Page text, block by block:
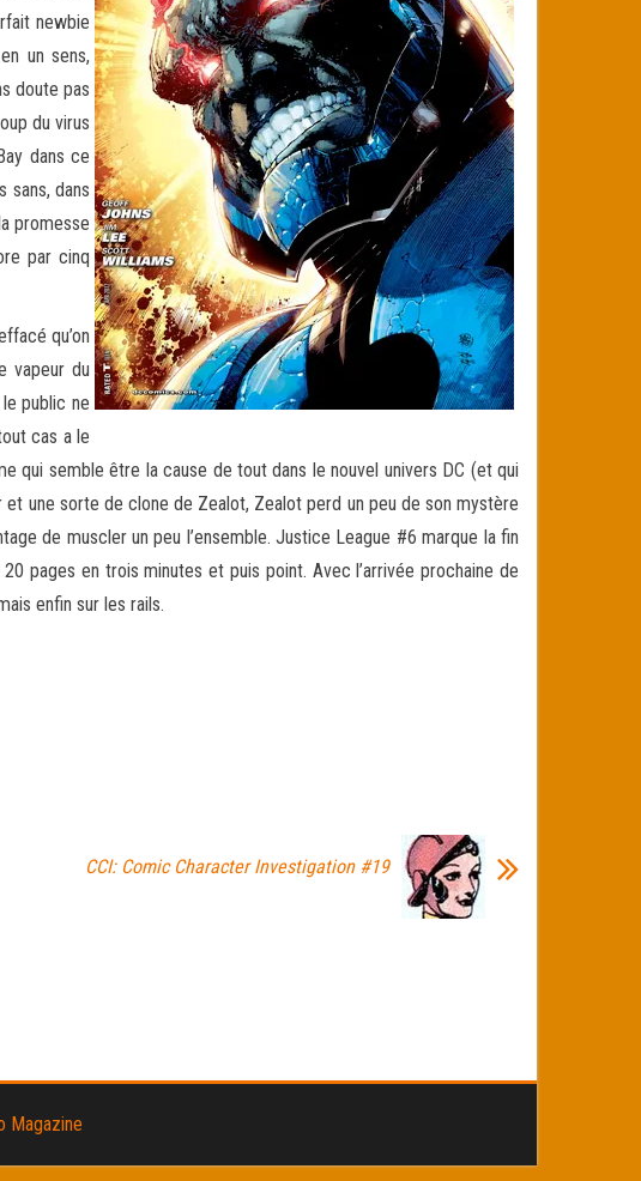
newbie
un sens,
doute pas
du virus
dans ce
sans, dans
promesse
par cinq
qu’on
vapeur du
public ne
cas a le
qui semble être la cause de tout dans le nouvel univers DC (et qui
une sorte de clone de Zealot, Zealot perd un peu de son mystère
de muscler un peu l’ensemble. Justice League #6 marque la fin
pages en trois minutes et puis point. Avec l’arrivée prochaine de
enfin sur les rails.
CCI: Comic Character Investigation #19
Magazine